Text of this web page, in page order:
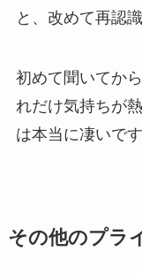
と、改めて再認
初めて聞いてか
れだけ気持ちが
は本当に凄いです
その他のプラ